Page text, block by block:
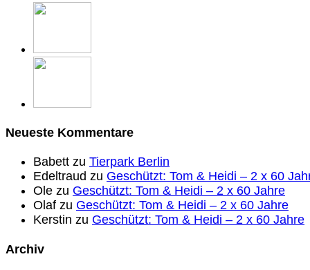
Neueste Kommentare
Babett zu Tierpark Berlin
Edeltraud zu Geschützt: Tom & Heidi – 2 x 60
Ole zu Geschützt: Tom & Heidi – 2 x 60 Jahre
Olaf zu Geschützt: Tom & Heidi – 2 x 60 Jahre
Kerstin zu Geschützt: Tom & Heidi – 2 x 60 Jahre
Archiv